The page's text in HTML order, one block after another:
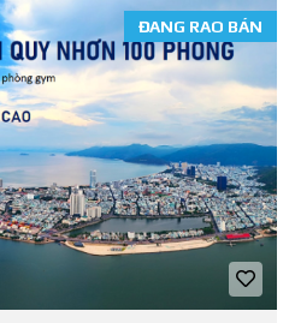
ĐANG RAO BÁN